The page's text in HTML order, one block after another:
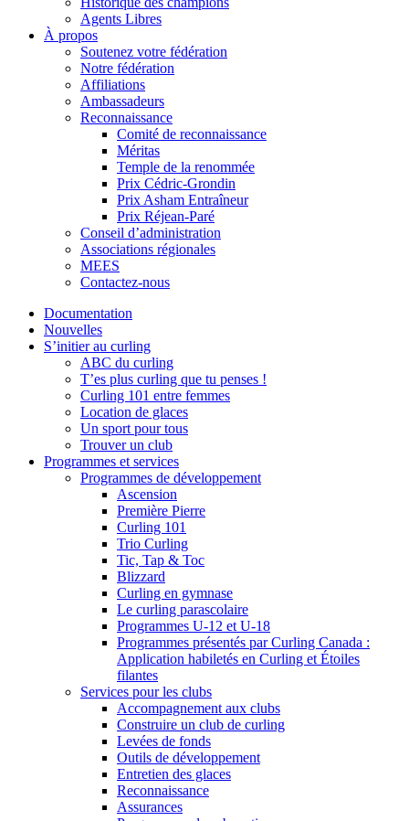
Agents Libres
À propos
Soutenez votre fédération
Notre fédération
Affiliations
Ambassadeurs
Reconnaissance
Comité de reconnaissance
Méritas
Temple de la renommée
Prix Cédric-Grondin
Prix Asham Entraîneur
Prix Réjean-Paré
Conseil d’administration
Associations régionales
MEES
Contactez-nous
Documentation
Nouvelles
S’initier au curling
ABC du curling
T’es plus curling que tu penses !
Curling 101 entre femmes
Location de glaces
Un sport pour tous
Trouver un club
Programmes et services
Programmes de développement
Ascension
Première Pierre
Curling 101
Trio Curling
Tic, Tap & Toc
Blizzard
Curling en gymnase
Le curling parascolaire
Programmes U-12 et U-18
Programmes présentés par Curling Canada :
Application habiletés en Curling et Étoiles
filantes
Services pour les clubs
Accompagnement aux clubs
Construire un club de curling
Levées de fonds
Outils de développement
Entretien des glaces
Reconnaissance
Assurances